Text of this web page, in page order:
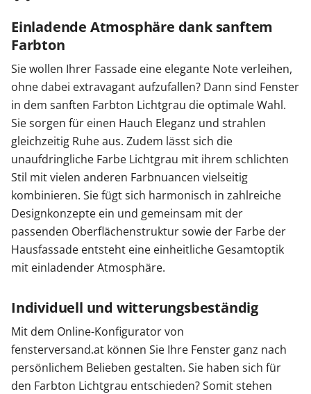
Einladende Atmosphäre dank sanftem
Farbton
Sie wollen Ihrer Fassade eine elegante Note verleihen,
ohne dabei extravagant aufzufallen? Dann sind Fenster
in dem sanften Farbton Lichtgrau die optimale Wahl.
Sie sorgen für einen Hauch Eleganz und strahlen
gleichzeitig Ruhe aus. Zudem lässt sich die
unaufdringliche Farbe Lichtgrau mit ihrem schlichten
Stil mit vielen anderen Farbnuancen vielseitig
kombinieren. Sie fügt sich harmonisch in zahlreiche
Designkonzepte ein und gemeinsam mit der
passenden Oberflächenstruktur sowie der Farbe der
Hausfassade entsteht eine einheitliche Gesamtoptik
mit einladender Atmosphäre.
Individuell und witterungsbeständig
Mit dem Online-Konfigurator von
fensterversand.at können Sie Ihre Fenster ganz nach
persönlichem Belieben gestalten. Sie haben sich für
den Farbton Lichtgrau entschieden? Somit stehen